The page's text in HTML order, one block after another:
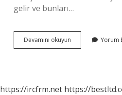
gelir ve bunları…
Devamını okuyun
Ve
Yorum
https://ircfrm.net https://